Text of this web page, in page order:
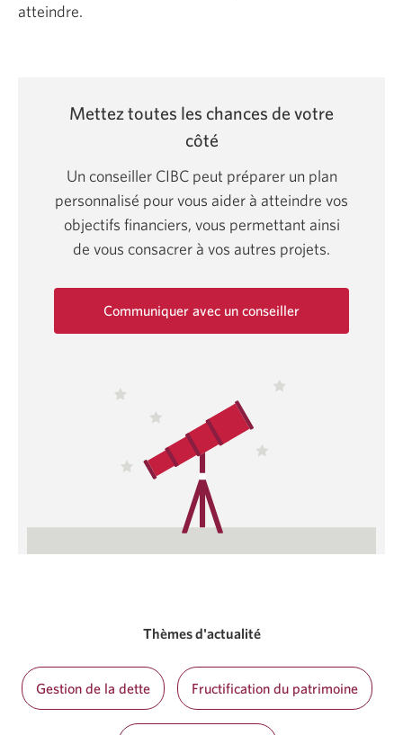
atteindre.
Mettez toutes les chances de votre
côté
Un conseiller CIBC peut préparer un plan
personnalisé pour vous aider à atteindre vos
objectifs financiers, vous permettant ainsi
de vous consacrer à vos autres projets.
Communiquer avec un conseiller
s'affichera.
Thèmes d'actualité
Gestion de la dette Fructification du patrimoine